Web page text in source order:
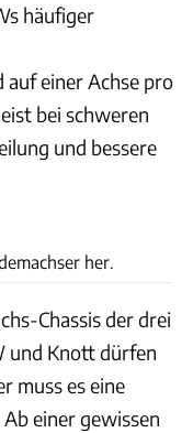
häufiger
auf einer Achse pro
bei schweren
und bessere
her.
Chassis der drei
und Knott dürfen
muss es eine
einer gewissen